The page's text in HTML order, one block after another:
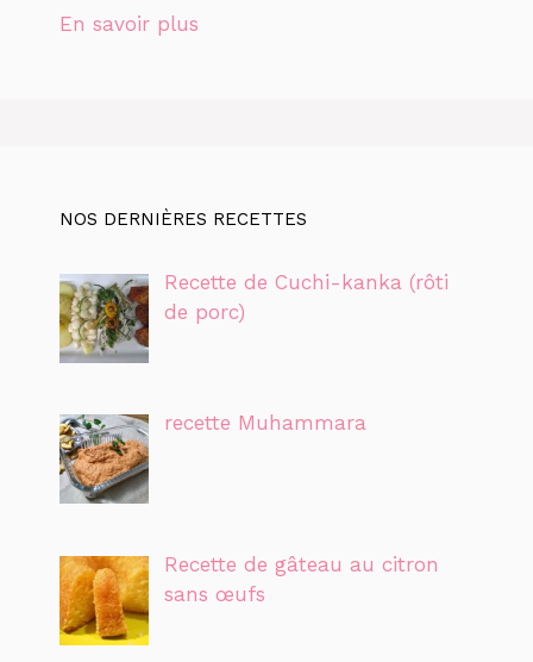
En savoir plus
NOS DERNIÈRES RECETTES
Recette de Cuchi-kanka (rôti
de porc)
recette Muhammara
Recette de gâteau au citron
sans œufs